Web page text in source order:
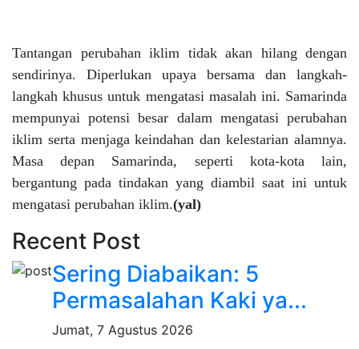
Tantangan perubahan iklim tidak akan hilang dengan
sendirinya. Diperlukan upaya bersama dan langkah-
langkah khusus untuk mengatasi masalah ini. Samarinda
mempunyai potensi besar dalam mengatasi perubahan
iklim serta menjaga keindahan dan kelestarian alamnya.
Masa depan Samarinda, seperti kota-kota lain,
bergantung pada tindakan yang diambil saat ini untuk
mengatasi perubahan iklim.(yal)
Recent Post
Sering Diabaikan: 5
Permasalahan Kaki ya...
Jumat, 7 Agustus 2026